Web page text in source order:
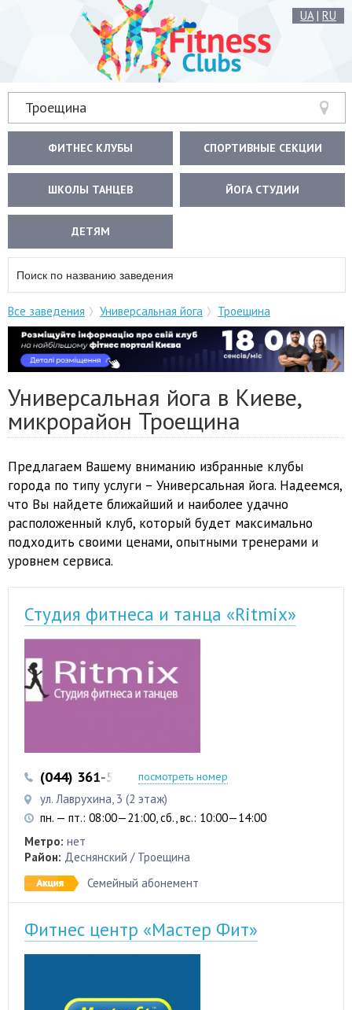
UA| RU
Троещина
ФИТНЕС КЛУБЫ СПОРТИВНЫЕ СЕКЦИИ
ШКОЛЫ ТАНЦЕВ ЙОГА СТУДИИ
ДЕТЯМ
Все заведения Универсальная йога Троещина
Универсальная йога в Киеве,
микрорайон Троещина
Предлагаем Вашему вниманию избранные клубы
города по типу услуги – Универсальная йога. Надеемся,
что Вы найдете ближайший и наиболее удачно
расположенный клуб, который будет максимально
подходить своими ценами, опытными тренерами и
уровнем сервиса.
Студия фитнеса и танца «Ritmix»
(044) 361-53-35 (067) 196-21-15
посмотреть номер
ул. Лаврухина, 3 (2 этаж)
пн. — пт.: 08:00—21:00, сб., вс.: 10:00—14:00
Метро: нет
Район: Деснянский / Троещина
Семейный абонемент
Фитнес центр «Мастер Фит»